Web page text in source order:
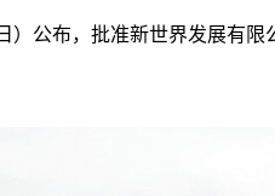
）公布，批准新世界发展有